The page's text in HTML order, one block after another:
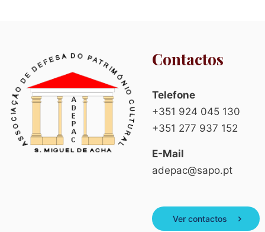
Contactos
Telefone
+351 924 045 130
+351 277 937 152
E-Mail
adepac@sapo.pt
Ver contactos